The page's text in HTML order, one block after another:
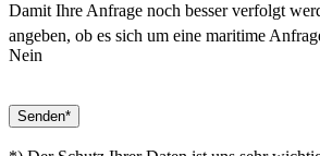
Damit Ihre Anfrage noch besser verfolgt
angeben, ob es sich um eine maritime
Nein